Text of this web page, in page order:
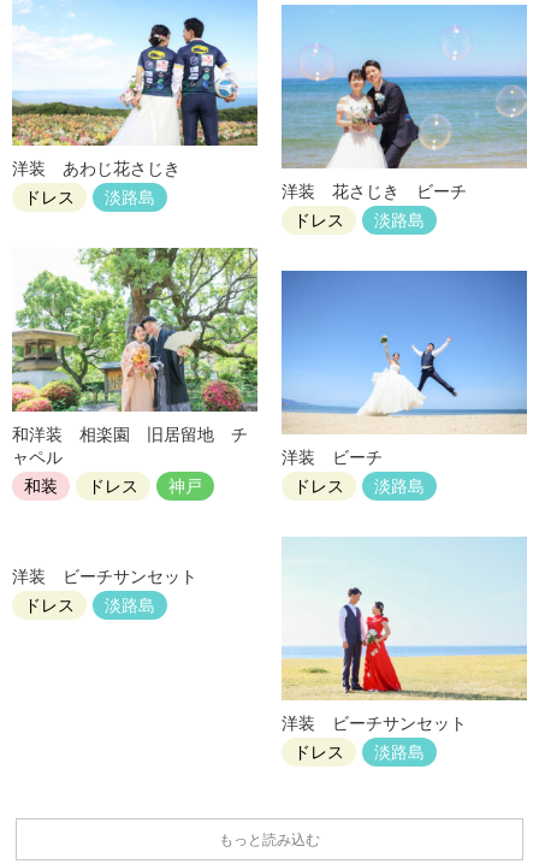
洋装 あわじ花さじき
ドレス
淡路島
洋装 花さじき ビーチ
ドレス
淡路島
和洋装 相楽園 旧居留地 チ
ャペル
和装
ドレス 神戸
洋装 ビーチ
ドレス
淡路島
洋装 ビーチサンセット
ドレス
淡路島
洋装 ビーチサンセット
ドレス
淡路島
もっと読み込む